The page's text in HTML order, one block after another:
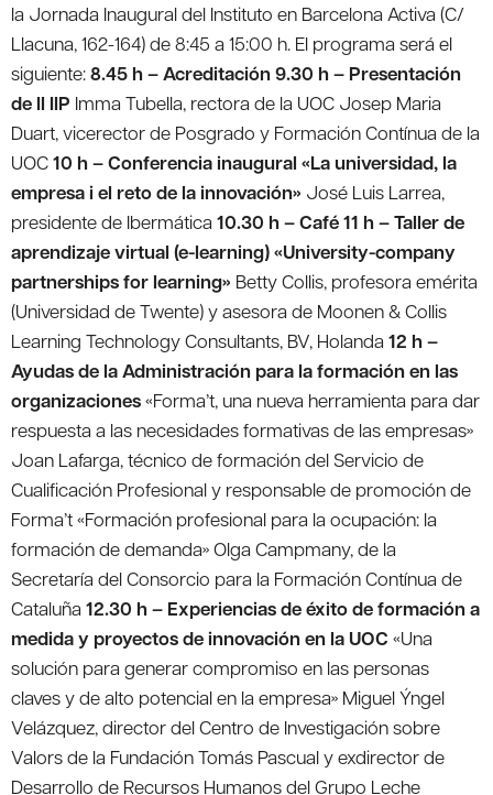
la Jornada Inaugural del Instituto en Barcelona Activa (C/
Llacuna, 162-164) de 8:45 a 15:00 h. El programa será el
siguiente:8.45 h – Acreditación9.30 h – Presentación
de ll IIP Imma Tubella, rectora de la UOC Josep Maria
Duart, vicerector de Posgrado y Formación Contínua de la
UOC10 h – Conferencia inaugural «La universidad, la
empresa i el reto de la innovación» José Luis Larrea,
presidente de Ibermática 10.30 h – Café11 h – Taller de
aprendizaje virtual (e-learning) «University-company
partnerships for learning» Betty Collis, profesora emérita
(Universidad de Twente) y asesora de Moonen & Collis
Learning Technology Consultants, BV, Holanda 12 h –
Ayudas de la Administración para la formación en las
organizaciones«Forma’t, una nueva herramienta para dar
respuesta a las necesidades formativas de las empresas»
Joan Lafarga, técnico de formación del Servicio de
Cualificación Profesional y responsable de promoción de
Forma’t «Formación profesional para la ocupación: la
formación de demanda» Olga Campmany, de la
Secretaría del Consorcio para la Formación Contínua de
Cataluña 12.30 h – Experiencias de éxito de formación a
medida y proyectos de innovación en la UOC «Una
solución para generar compromiso en las personas
claves y de alto potencial en la empresa» Miguel Ýngel
Velázquez, director del Centro de Investigación sobre
Valors de la Fundación Tomás Pascual y exdirector de
Desarrollo de Recursos Humanos del Grupo Leche